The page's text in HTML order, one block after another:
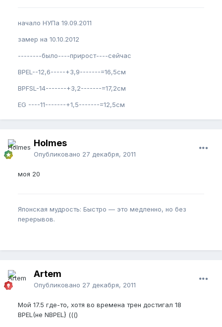
начало НУПа 19.09.2011
замер на 10.10.2012
--------было----прирост----сейчас
BPEL--12,6-----+3,9-------=16,5см
BPFSL-14-------+3,2-------=17,2см
EG ----11-------+1,5-------=12,5см
Holmes
Опубликовано 27 декабря, 2011
моя 20
Японская мудрость: Быстро — это медленно, но без
перерывов.
Artem
Опубликовано 27 декабря, 2011
Мой 17.5 где-то, хотя во времена трен достигал 18
BPEL(не NBPEL} ((()